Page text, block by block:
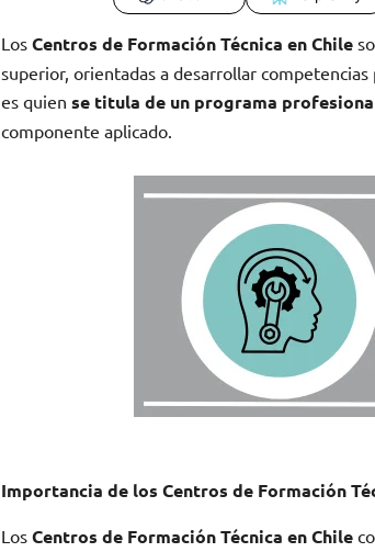
LosCentros de Formación Técnica en Chile
superior, orientadas a desarrollar
es quiense titula de un programa
componente aplicado.
Importancia de los Centros de Formación
LosCentros de Formación Técnica en Chile